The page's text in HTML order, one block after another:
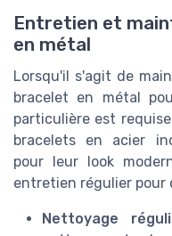
Entretien et
en métal
Lorsqu'il s'agit de
bracelet en métal
particulière est
bracelets en acier
pour leur look
entretien régulier pour
Nettoyage